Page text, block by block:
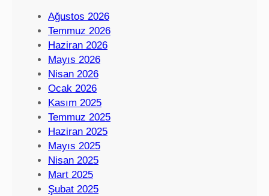
Ağustos 2026
Temmuz 2026
Haziran 2026
Mayıs 2026
Nisan 2026
Ocak 2026
Kasım 2025
Temmuz 2025
Haziran 2025
Mayıs 2025
Nisan 2025
Mart 2025
Şubat 2025